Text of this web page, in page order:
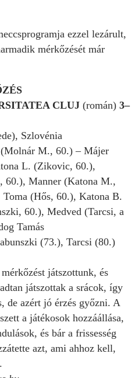
ezzel lezárult,
mérkőzését már
CLUJ (román) 3–
Szlovénia
M., 60.) – Májer
L. (Zikovic, 60.),
60.), Manner (Katona M.,
(Hős, 60.), Katona B.
60.), Medved (Tarcsi, a
Tamás
(73.), Tarcsi (80.)
játszottunk, és
játszottak a srácok, így
de azért jó érzés győzni. A
a játékosok hozzáállása,
és bár a frissesség
azt, ami ahhoz kell,